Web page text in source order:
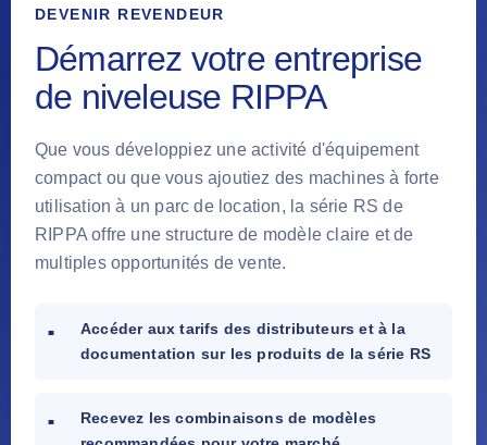
DEVENIR REVENDEUR
Démarrez votre entreprise
de niveleuse RIPPA
Que vous développiez une activité d'équipement
compact ou que vous ajoutiez des machines à forte
utilisation à un parc de location, la série RS de
RIPPA offre une structure de modèle claire et de
multiples opportunités de vente.
Accéder aux tarifs des distributeurs et à la
documentation sur les produits de la série RS
Recevez les combinaisons de modèles